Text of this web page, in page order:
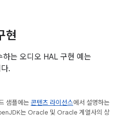
현
는 오디오 HAL 구현 예는
.
샘플에는 콘텐츠 라이선스에서 설명하는
는 Oracle 및 Oracle 계열사의 상